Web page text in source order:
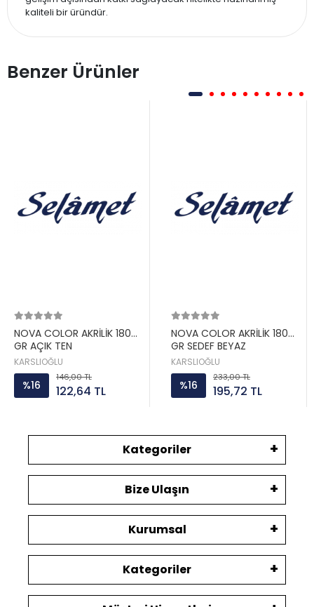
kaliteli bir üründür.
Benzer Ürünler
NOVA COLOR AKRİLİK 180
GR AÇIK TEN
KARSLIOĞLU
%16
146,00 TL
122,64 TL
NOVA COLOR AKRİLİK 180
GR SEDEF BEYAZ
KARSLIOĞLU
%16
233,00 TL
195,72 TL
Kategoriler
Bize Ulaşın
Kurumsal
Kategoriler